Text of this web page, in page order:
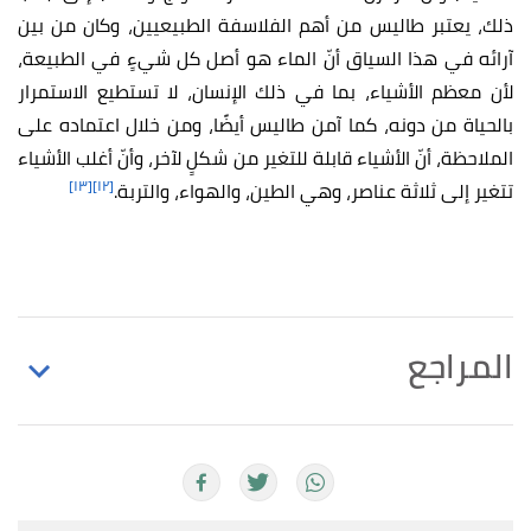
ذلك، يعتبر طاليس من أهم الفلاسفة الطبيعيين، وكان من بين
آرائه في هذا السياق أنّ الماء هو أصل كل شيءٍ في الطبيعة،
لأن معظم الأشياء، بما في ذلك الإنسان، لا تستطيع الاستمرار
بالحياة من دونه، كما آمن طاليس أيضًا، ومن خلال اعتماده على
الملاحظة، أنّ الأشياء قابلة للتغير من شكلٍ لآخر، وأنّ أغلب الأشياء
تتغير إلى ثلاثة عناصر، وهي الطين، والهواء، والتربة.[١٢] [١٣]
المراجع